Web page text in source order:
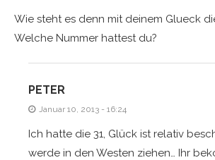
Wie steht es denn mit deinem Glueck
Welche Nummer hattest du?
PETER
Januar 10, 2013 - 16:24
Ich hatte die 31, Glück ist relativ
werde in den Westen ziehen… Ihr